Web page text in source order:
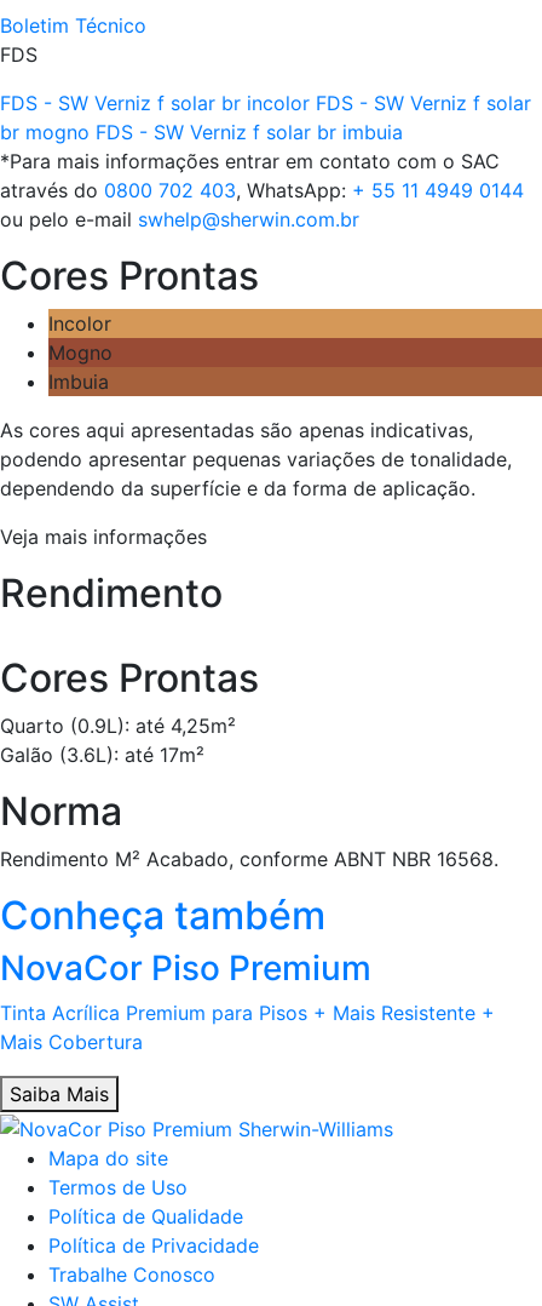
Boletim Técnico
FDS
FDS - SW Verniz f solar br incolor FDS - SW Verniz f solar
br mogno FDS - SW Verniz f solar br imbuia
*Para mais informações entrar em contato com o SAC
através do 0800 702 403, WhatsApp: + 55 11 4949 0144
ou pelo e-mail swhelp@sherwin.com.br
Cores Prontas
Incolor
Mogno
Imbuia
As cores aqui apresentadas são apenas indicativas,
podendo apresentar pequenas variações de tonalidade,
dependendo da superfície e da forma de aplicação.
Veja mais informações
Rendimento
Cores Prontas
Quarto (0.9L): até 4,25m²
Galão (3.6L): até 17m²
Norma
Rendimento M² Acabado, conforme ABNT NBR 16568.
Conheça também
NovaCor Piso Premium
Tinta Acrílica Premium para Pisos + Mais Resistente +
Mais Cobertura
Saiba Mais
Mapa do site
Termos de Uso
Política de Qualidade
Política de Privacidade
Trabalhe Conosco